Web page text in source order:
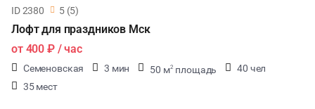
ID 2380 5 (5)
Лофт для праздников Мск
от 400 ₽/ час
Семеновская 3 мин 50 м2 площадь
40 чел
35 мест